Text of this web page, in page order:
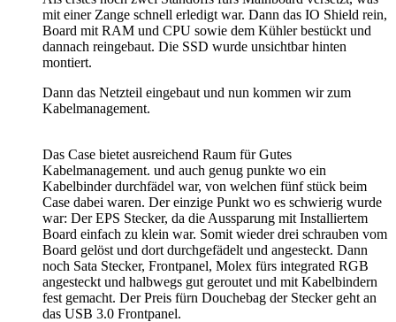
mit einer Zange schnell erledigt war. Dann das IO Shield rein,
Board mit RAM und CPU sowie dem Kühler bestückt und
dannach reingebaut. Die SSD wurde unsichtbar hinten
montiert.
Dann das Netzteil eingebaut und nun kommen wir zum
Kabelmanagement.
Das Case bietet ausreichend Raum für Gutes
Kabelmanagement. und auch genug punkte wo ein
Kabelbinder durchfädel war, von welchen fünf stück beim
Case dabei waren. Der einzige Punkt wo es schwierig wurde
war: Der EPS Stecker, da die Aussparung mit Installiertem
Board einfach zu klein war. Somit wieder drei schrauben vom
Board gelöst und dort durchgefädelt und angesteckt. Dann
noch Sata Stecker, Frontpanel, Molex fürs integrated RGB
angesteckt und halbwegs gut geroutet und mit Kabelbindern
fest gemacht. Der Preis fürn Douchebag der Stecker geht an
das USB 3.0 Frontpanel.